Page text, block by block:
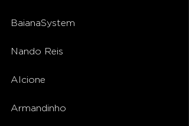
BaianaSystem
Nando Reis
Alcione
Armandinho